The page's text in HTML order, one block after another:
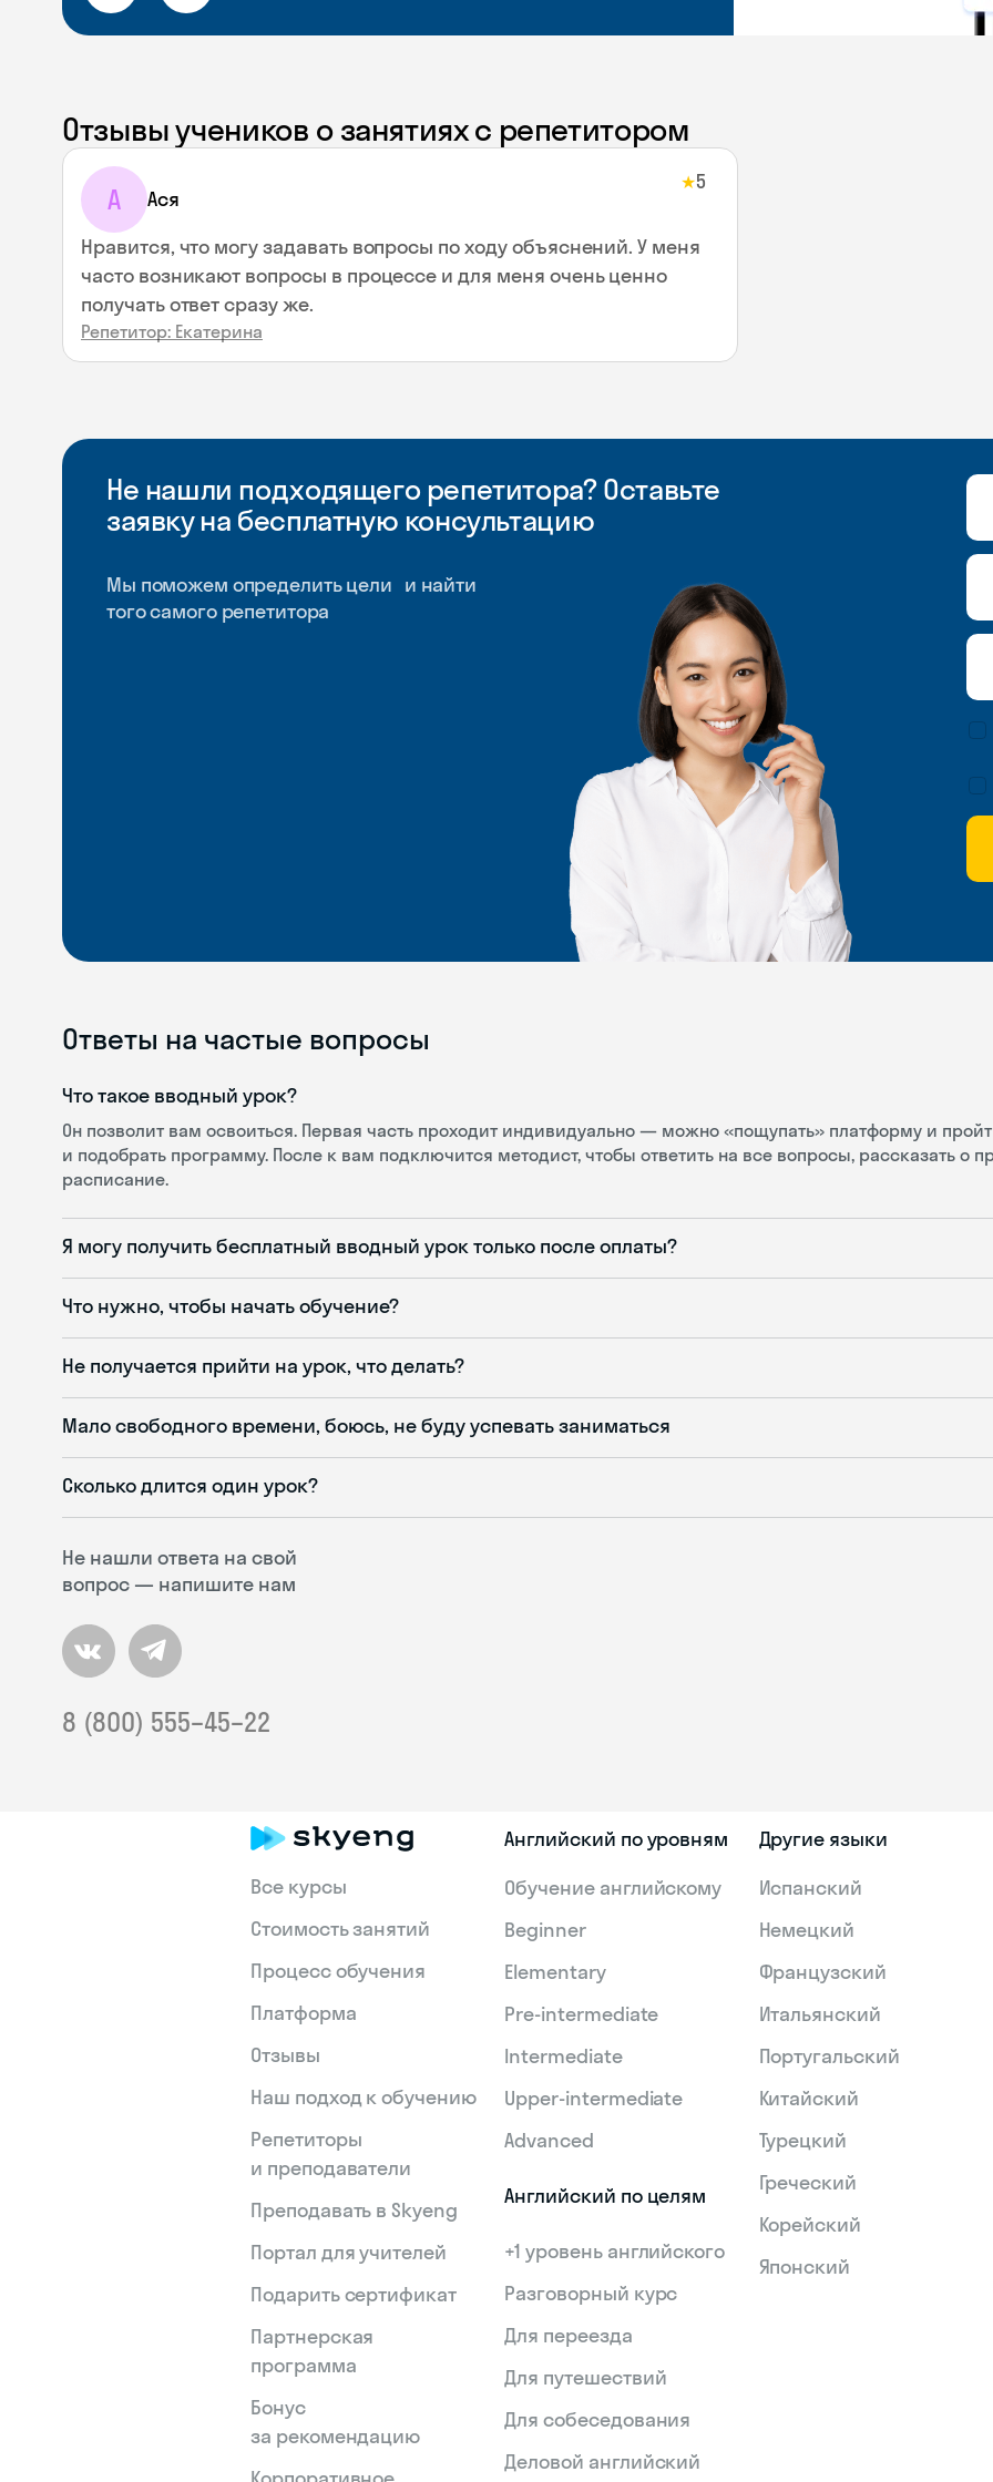
Отзывы учеников о занятиях с репетитором
А Ася
★5
Нравится, что могу задавать вопросы по ходу объяснений. У меня
часто возникают вопросы в процессе и для меня очень ценно
получать ответ сразу же.
Репетитор: Екатерина
Не нашли подходящего репетитора? Оставьте
заявку на бесплатную консультацию
Мы поможем определить цели и найти
того самого репетитора
Ответы на частые вопросы
Не нашли ответа на свой
вопрос — напишите нам
8 (800) 555–45–22
Что такое вводный урок?
Он позволит вам освоиться. Первая часть проходит индивидуально — можно «пощупать» платформу и
и подобрать программу. После к вам подключится методист, чтобы ответить на все вопросы, рассказать о
расписание.
Я могу получить бесплатный вводный урок только после оплаты?
Что нужно, чтобы начать обучение?
Не получается прийти на урок, что делать?
Мало свободного времени, боюсь, не буду успевать заниматься
Сколько длится один урок?
Все курсы
Стоимость занятий
Процесс обучения
Платформа
Отзывы
Наш подход к обучению
Репетиторы
и преподаватели
Преподавать в Skyeng
Портал для учителей
Подарить сертификат
Партнерская
программа
Бонус
за рекомендацию
Английский по уровням
Обучение английскому
Beginner
Elementary
Pre-intermediate
Intermediate
Upper-intermediate
Advanced
Английский по целям
+1 уровень английского
Разговорный курс
Для переезда
Для путешествий
Для собеседования
Деловой английский
Другие языки
Испанский
Немецкий
Французский
Итальянский
Португальский
Китайский
Турецкий
Греческий
Корейский
Японский